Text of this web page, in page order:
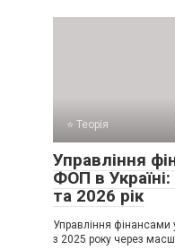
⭐ Теорія
Управління
ФОП в
та 2026 рік
Управління
з 2025 року через